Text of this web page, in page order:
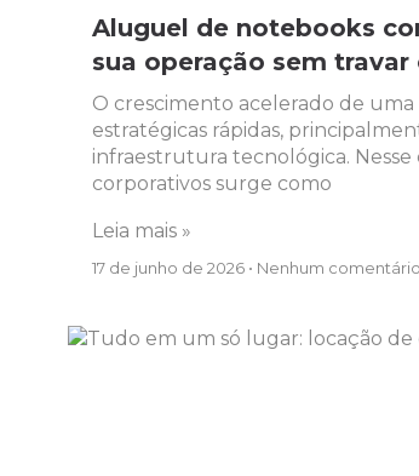
Aluguel de notebooks
sua operação sem travar
O crescimento acelerado de uma
estratégicas rápidas,
infraestrutura tecnológica.
corporativos surge como
Leia mais »
17 de junho de 2026 Nenhum comentário